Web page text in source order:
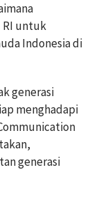
RI untuk
Indonesia di
generasi
menghadapi
generasi